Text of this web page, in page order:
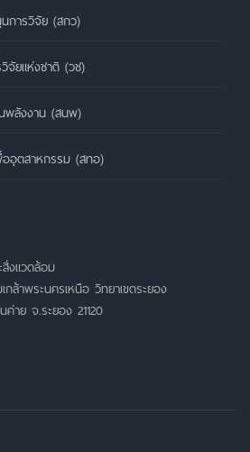
การวิจัย (สกว)
จัยแห่งชาติ (วช)
พลังงาน (สนพ)
ออุตสาหกรรม (สทอ)
งแวดล้อม
กล้าพระนครเหนือ วิทยาเขตระยอง
าย จ.ระยอง 21120